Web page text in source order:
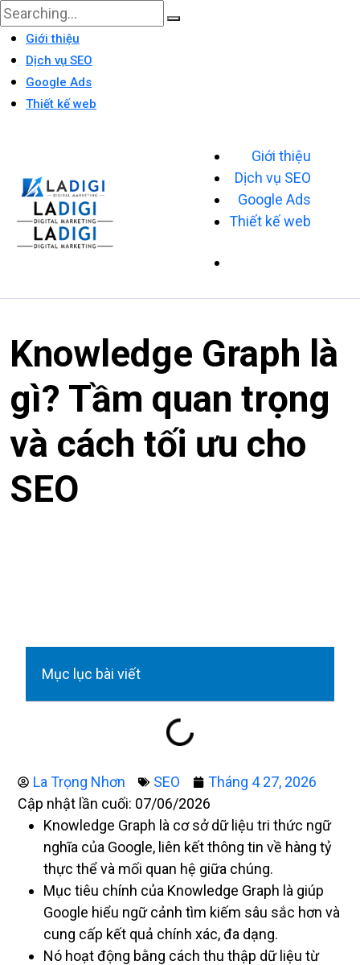
Giới thiệu
Dịch vụ SEO
Google Ads
Thiết kế web
Giới thiệu
Dịch vụ SEO
Google Ads
Thiết kế web
Knowledge Graph là
gì? Tầm quan trọng
và cách tối ưu cho
SEO
Mục lục bài viết
La Trọng Nhơn SEO
Tháng 4 27, 2026
Cập nhật lần cuối: 07/06/2026
Knowledge Graph là cơ sở dữ liệu tri thức ngữ
nghĩa của Google, liên kết thông tin về hàng tỷ
thực thể và mối quan hệ giữa chúng.
Mục tiêu chính của Knowledge Graph là giúp
Google hiểu ngữ cảnh tìm kiếm sâu sắc hơn và
cung cấp kết quả chính xác, đa dạng.
Nó hoạt động bằng cách thu thập dữ liệu từ